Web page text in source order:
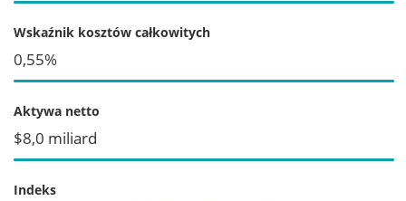
Wskaźnik kosztów całkowitych
0,55%
Aktywa netto
$8,0 miliard
Indeks